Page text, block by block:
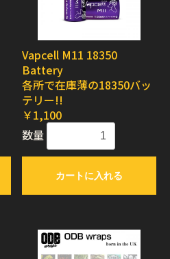
Vapcell M11 18350
Battery
各所で在庫薄の18350バッ
テリー!!
￥1,100
数量
カートに入れる